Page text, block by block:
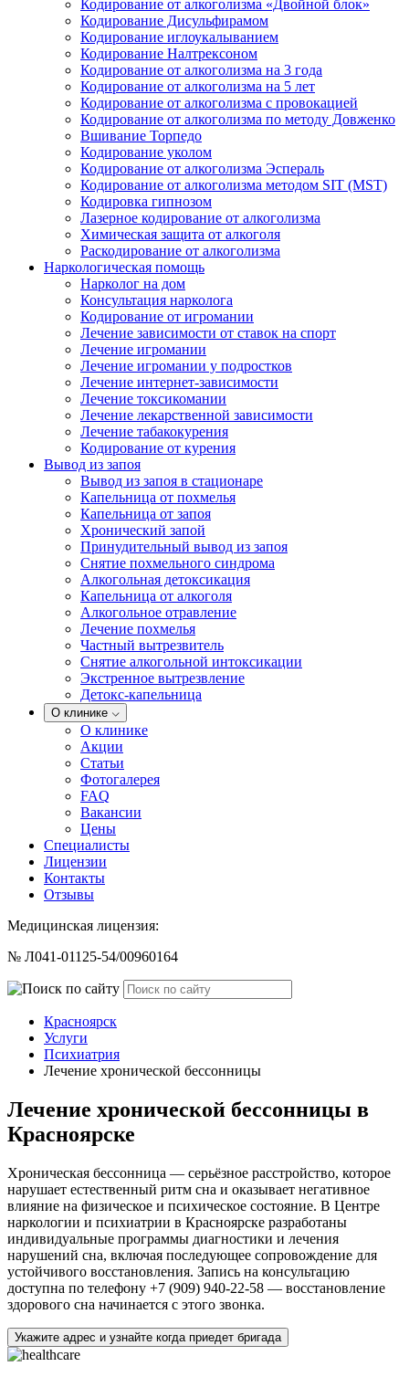
Кодирование от алкоголизма «Двойной блок»
Кодирование Дисульфирамом
Кодирование иглоукалыванием
Кодирование Налтрексоном
Кодирование от алкоголизма на 3 года
Кодирование от алкоголизма на 5 лет
Кодирование от алкоголизма с провокацией
Кодирование от алкоголизма по методу Довженко
Вшивание Торпедо
Кодирование уколом
Кодирование от алкоголизма Эспераль
Кодирование от алкоголизма методом SIT (MST)
Кодировка гипнозом
Лазерное кодирование от алкоголизма
Химическая защита от алкоголя
Раскодирование от алкоголизма
Наркологическая помощь
Нарколог на дом
Консультация нарколога
Кодирование от игромании
Лечение зависимости от ставок на спорт
Лечение игромании
Лечение игромании у подростков
Лечение интернет-зависимости
Лечение токсикомании
Лечение лекарственной зависимости
Лечение табакокурения
Кодирование от курения
Вывод из запоя
Вывод из запоя в стационаре
Капельница от похмелья
Капельница от запоя
Хронический запой
Принудительный вывод из запоя
Снятие похмельного синдрома
Алкогольная детоксикация
Капельница от алкоголя
Алкогольное отравление
Лечение похмелья
Частный вытрезвитель
Снятие алкогольной интоксикации
Экстренное вытрезвление
Детокс-капельница
О клинике
О клинике
Акции
Статьи
Фотогалерея
FAQ
Вакансии
Цены
Специалисты
Лицензии
Контакты
Отзывы
Медицинская лицензия:
№ Л041-01125-54/00960164
Красноярск
Услуги
Психиатрия
Лечение хронической бессонницы
Лечение хронической бессонницы в
Красноярске
Хроническая бессонница — серьёзное расстройство, которое
нарушает естественный ритм сна и оказывает негативное
влияние на физическое и психическое состояние. В Центре
наркологии и психиатрии в Красноярске разработаны
индивидуальные программы диагностики и лечения
нарушений сна, включая последующее сопровождение для
устойчивого восстановления. Запись на консультацию
доступна по телефону +7 (909) 940-22-58 — восстановление
здорового сна начинается с этого звонка.
Укажите адрес и узнайте когда приедет бригада